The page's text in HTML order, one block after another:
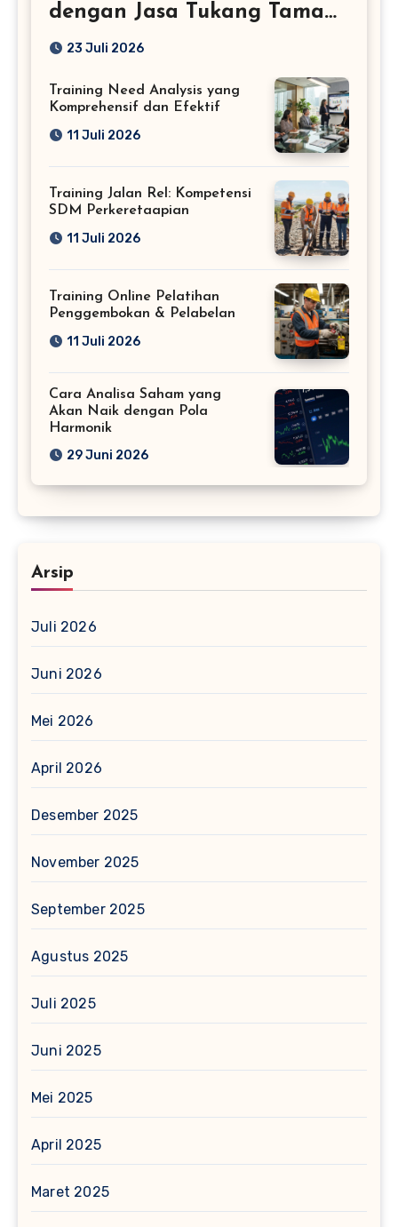
dengan Jasa Tukang Taman
Profesional
23 Juli 2026
Training Need Analysis yang
Komprehensif dan Efektif
11 Juli 2026
Training Jalan Rel: Kompetensi
SDM Perkeretaapian
11 Juli 2026
Training Online Pelatihan
Penggembokan & Pelabelan
11 Juli 2026
Cara Analisa Saham yang
Akan Naik dengan Pola
Harmonik
29 Juni 2026
Arsip
Juli 2026
Juni 2026
Mei 2026
April 2026
Desember 2025
November 2025
September 2025
Agustus 2025
Juli 2025
Juni 2025
Mei 2025
April 2025
Maret 2025